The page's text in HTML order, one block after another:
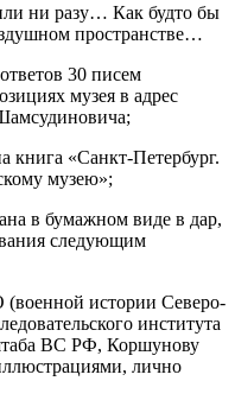
ни разу… Как будто бы
пространстве…
30 писем
музея в адрес
книга «Санкт-Петербург.
музею»;
в бумажном виде в дар,
следующим
истории Северо-
института
ВС РФ, Коршунову
лично